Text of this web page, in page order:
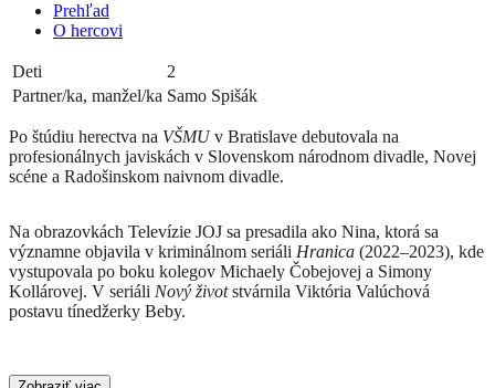
Prehľad
O hercovi
Deti
2
Partner/ka, manžel/ka Samo Spišák
Po štúdiu herectva na VŠMUv Bratislave debutovala na
profesionálnych javiskách v Slovenskom národnom divadle, Novej
scéne a Radošinskom naivnom divadle.
Na obrazovkách Televízie JOJ sa presadila ako Nina, ktorá sa
významne objavila v kriminálnom seriáli Hranica (2022–2023), kde
vystupovala po boku kolegov Michaely Čobejovej a Simony
Kollárovej. V seriáli Nový životstvárnila Viktória Valúchová
postavu tínedžerky Beby.